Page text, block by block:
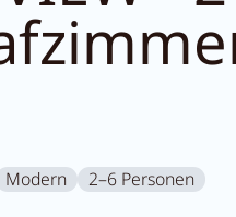
Pachmair
Wellness
Modern 2–6 Personen